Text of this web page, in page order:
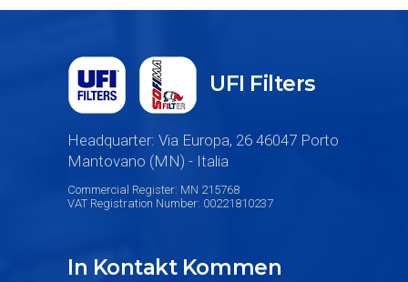
UFI Filters
Headquarter: Via Europa, 26 46047 Porto
Mantovano (MN) - Italia
Commercial Register: MN 215768
VAT Registration Number: 00221810237
In Kontakt Kommen